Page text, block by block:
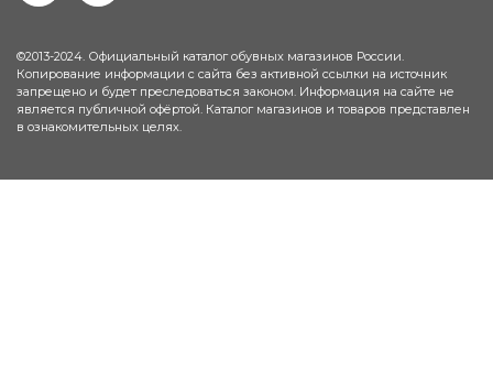
©2013-2024. Официальный каталог обувных магазинов России.
Копирование информации с сайта без активной ссылки на источник
запрещено и будет преследоваться законом. Информация на сайте не
является публичной офёртой. Каталог магазинов и товаров представлен
в ознакомительных целях.